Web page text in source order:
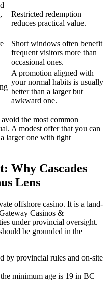
Restricted redemption
reduces practical value.
Short windows often benefit
frequent visitors more than
occasional ones.
A promotion aligned with
your normal habits is usually
better than a larger but
awkward one.
the most common
A modest offer that you can
larger one with tight
Why Cascades
Lens
offshore casino. It is a land-
Casinos &
under provincial oversight.
be grounded in the
by provincial rules and on-site
minimum age is 19 in BC